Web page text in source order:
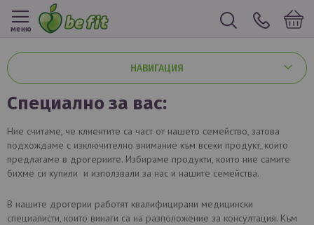
меню
специално за вас:
Ние считаме, че клиентите са част от нашето семейство, затова
подхождаме с изключително внимание към всеки продукт, които
предлагаме в дрогериите. Избираме продукти, които ние самите
бихме си купили и използвали за нас и нашите семейства.
В нашите дрогерии работят квалифицирани медицински
специалисти, които винаги са на разположение за консултация. Към
НАВИГАЦИЯ